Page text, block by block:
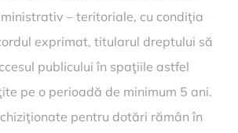
– teritoriale, cu condiţia
exprimat, titularul dreptului să
publicului în spaţiile astfel
pe o perioadă de minimum 5 ani.
pentru dotări rămân în